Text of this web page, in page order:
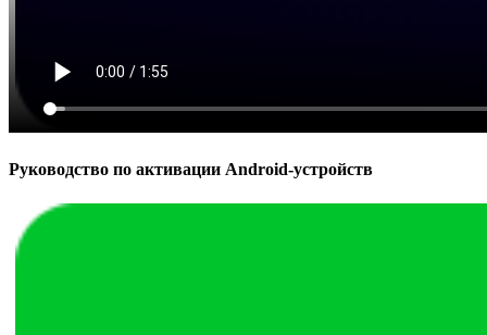
Руководство по активации Android-устройств